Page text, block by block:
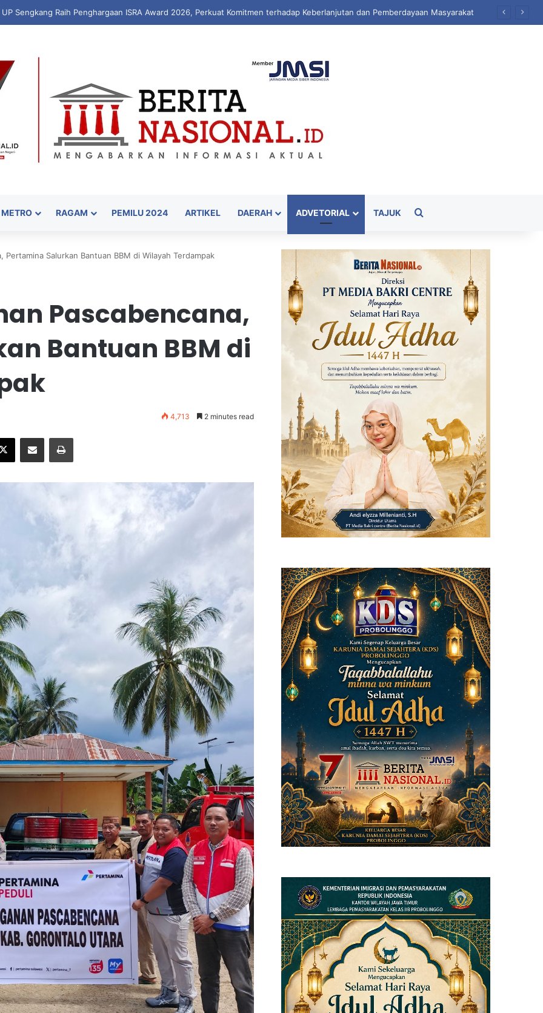
“WARUNG PEKA”, Inovasi Peduli Kesehatan Jiwa hingga Pelosok Desa
METRO RAGAM PEMILU 2024 ARTIKEL DAERAH ADVETORIAL TAJUK Cari
Pertamina Salurkan Bantuan BBM di Wilayah Terdampak
Pascabencana,
Bantuan BBM di
4,713 2 minutes read